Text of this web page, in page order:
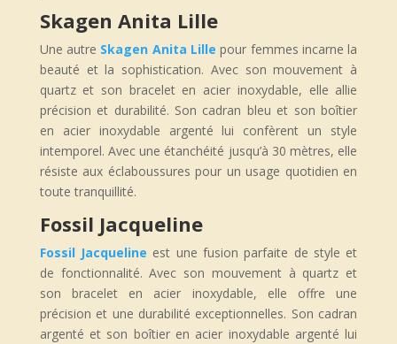
Skagen Anita Lille
Une autre Skagen Anita Lille pour femmes incarne la
beauté et la sophistication. Avec son mouvement à
quartz et son bracelet en acier inoxydable, elle allie
précision et durabilité. Son cadran bleu et son boîtier
en acier inoxydable argenté lui confèrent un style
intemporel. Avec une étanchéité jusqu’à 30 mètres, elle
résiste aux éclaboussures pour un usage quotidien en
toute tranquillité.
Fossil Jacqueline
Fossil Jacqueline est une fusion parfaite de style et
de fonctionnalité. Avec son mouvement à quartz et
son bracelet en acier inoxydable, elle offre une
précision et une durabilité exceptionnelles. Son cadran
argenté et son boîtier en acier inoxydable argenté lui